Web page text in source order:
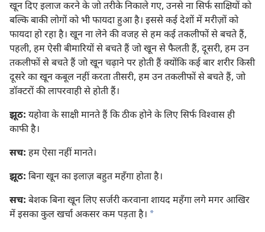
खून दिए इलाज करने के जो तरीके निकाले गए, उनसे ना सिर्फ साक्षियों को
बल्कि बाकी लोगों को भी फायदा हुआ है। इससे कई देशों में मरीज़ों को
फायदा हो रहा है। खून ना लेने की वजह से हम कई तकलीफों से बचते हैं,
पहली, हम ऐसी बीमारियों से बचते हैं जो खून से फैलती हैं, दूसरी, हम उन
तकलीफों से बचते हैं जो खून चढ़ाने पर होती हैं क्योंकि कई बार शरीर किसी
दूसरे का खून कबूल नहीं करता तीसरी, हम उन तकलीफों से बचते हैं, जो
डॉक्टरों की लापरवाही से होती हैं।
झूठ: यहोवा के साक्षी मानते हैं कि ठीक होने के लिए सिर्फ विश्‍वास ही
काफी है।
सच: हम ऐसा नहीं मानते।
झूठ: बिना खून का इलाज़ बहुत महँगा होता है।
सच: बेशक बिना खून लिए सर्जरी करवाना शायद महँगा लगे मगर आखिर
में इसका कुल खर्चा अकसर कम पड़ता है। a